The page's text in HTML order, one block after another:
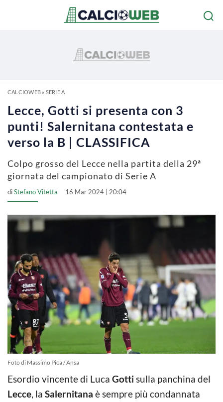
CALCIOWEB» SERIE A
Lecce, Gotti si presenta con 3
punti! Salernitana contestata e
verso la B | CLASSIFICA
Colpo grosso del Lecce nella partita della 29ª
giornata del campionato di Serie A
diStefano Vitetta 16 Mar 2024 | 20:04
Foto di Massimo Pica / Ansa
Esordio vincente di Luca Gotti sulla panchina del
Lecce, la Salernitana è sempre più condannata